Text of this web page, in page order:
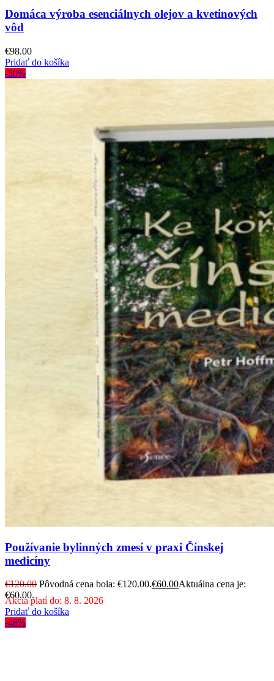
Domáca výroba esenciálnych olejov a kvetinových
vôd
€98.00
Pridať do košíka
-50%
Používanie bylinných zmesí v praxi Čínskej
medicíny
€120.00 Pôvodná cena bola: €120.00.€60.00Aktuálna cena je:
€60.00.
Akcia platí do: 8. 8. 2026
Pridať do košíka
-48%